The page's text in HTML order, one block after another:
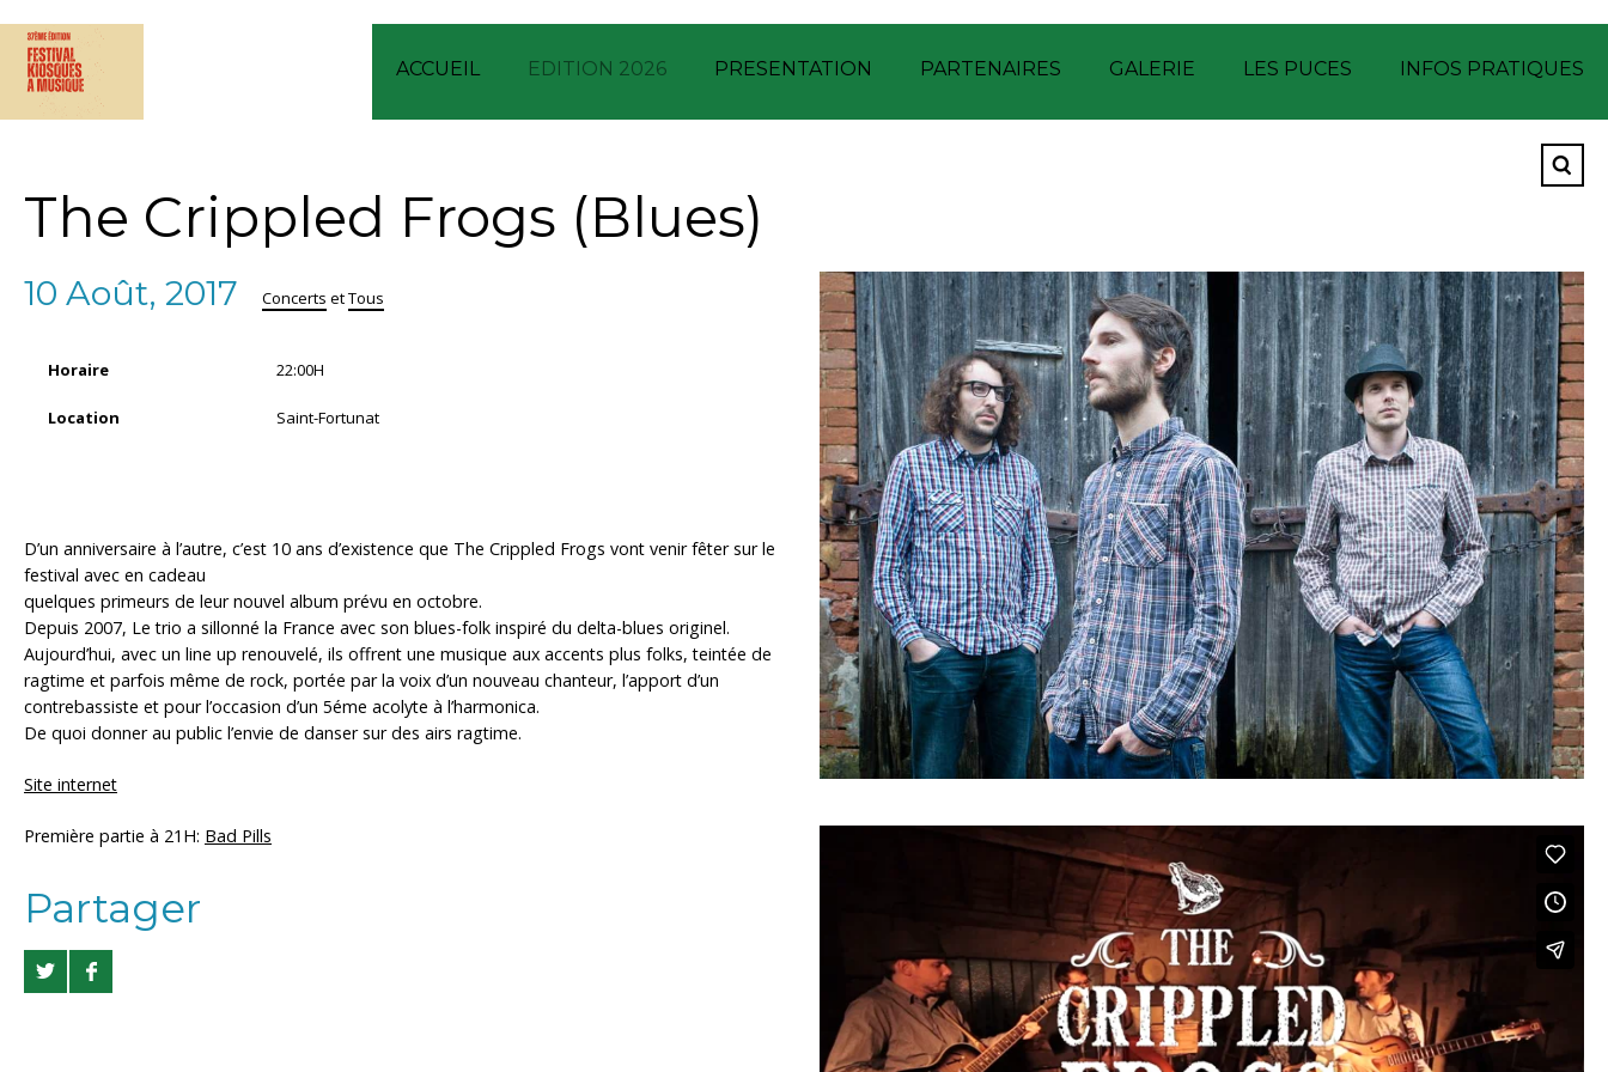
ACCUEIL EDITION 2026 PRESENTATION PARTENAIRES GALERIE LES PUCES INFOS PRATIQUES
The Crippled Frogs (Blues)
10 Août, 2017 Concerts etTous
Horaire 22:00H
Location Saint-Fortunat
D’un anniversaire à l’autre, c’est 10 ans d’existence que The Crippled Frogs vont venir fêter sur le
festival avec en cadeau
quelques primeurs de leur nouvel album prévu en octobre.
Depuis 2007, Le trio a sillonné la France avec son blues-folk inspiré du delta-blues originel.
Aujourd’hui, avec un line up renouvelé, ils offrent une musique aux accents plus folks, teintée de
ragtime et parfois même de rock, portée par la voix d’un nouveau chanteur, l’apport d’un
contrebassiste et pour l’occasion d’un 5éme acolyte à l’harmonica.
De quoi donner au public l’envie de danser sur des airs ragtime.
Site internet
Première partie à 21H: Bad Pills
Partager